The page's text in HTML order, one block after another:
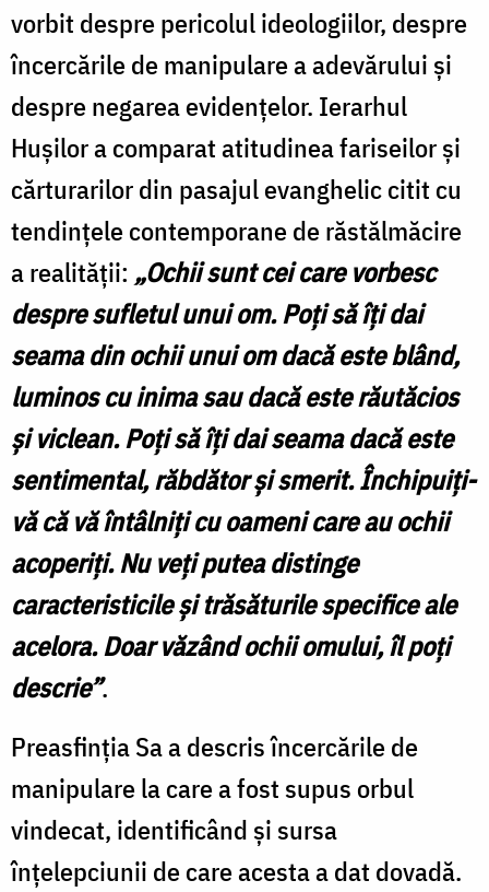
vorbit despre pericolul ideologiilor, despre
încercările de manipulare a adevărului şi
despre negarea evidenţelor. Ierarhul
Huşilor a comparat atitudinea fariseilor şi
cărturarilor din pasajul evanghelic citit cu
tendinţele contemporane de răstălmăcire
a realităţii: „Ochii sunt cei care vorbesc
despre sufletul unui om. Poţi să îţi dai
seama din ochii unui om dacă este blând,
luminos cu inima sau dacă este răutăcios
şi viclean. Poţi să îţi dai seama dacă este
sentimental, răbdător şi smerit. Închipuiţi-
vă că vă întâlniţi cu oameni care au ochii
acoperiţi. Nu veţi putea distinge
caracteristicile şi trăsăturile specifice ale
acelora. Doar văzând ochii omului, îl poţi
descrie”.
Preasfinţia Sa a descris încercările de
manipulare la care a fost supus orbul
vindecat, identificând şi sursa
înţelepciunii de care acesta a dat dovadă.